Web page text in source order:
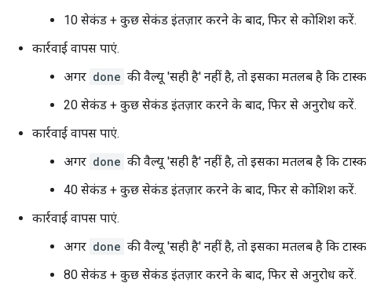
10 सेकंड + कुछ सेकंड इंतज़ार करने के बाद, फिर से कोशिश करें.
कार्रवाई वापस पाएं.
अगर done की वैल्यू 'सही है' नहीं है, तो इसका मतलब है कि
20 सेकंड + कुछ सेकंड इंतज़ार करने के बाद, फिर से अनुरोध करें.
कार्रवाई वापस पाएं.
अगर done की वैल्यू 'सही है' नहीं है, तो इसका मतलब है कि
40 सेकंड + कुछ सेकंड इंतज़ार करने के बाद, फिर से कोशिश करें.
कार्रवाई वापस पाएं.
अगर done की वैल्यू 'सही है' नहीं है, तो इसका मतलब है कि
80 सेकंड + कुछ सेकंड इंतज़ार करने के बाद, फिर से अनुरोध करें.